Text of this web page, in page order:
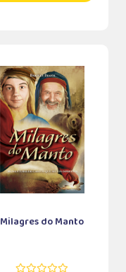
Milagres do Manto